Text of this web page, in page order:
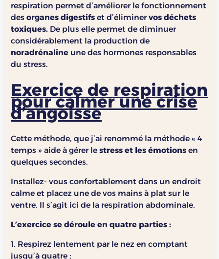
respiration permet d’améliorer le fonctionnement
des organes digestifs et d’éliminervos déchets
toxiques. De plus elle permet de diminuer
considérablement la production de
noradrénaline une des hormones responsables
du stress.
Exercice de respiration
pour calmer une crise
d’angoisse
Cette méthode, que j’ai renommé la méthode « 4
temps » aide à gérer le stress et les émotions en
quelques secondes.
Installez- vous confortablement dans un endroit
calme et placez une de vos mains à plat sur le
ventre. Il s’agit ici de la respiration abdominale.
L’exercice se déroule en quatre parties :
1. Respirez lentement par le nez en comptant
jusqu’à quatre ;